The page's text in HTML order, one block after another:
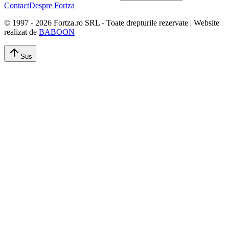
ContactDespre Fortza
© 1997 - 2026 Fortza.ro SRL - Toate drepturile rezervate | Website
realizat de BABOON
Sus